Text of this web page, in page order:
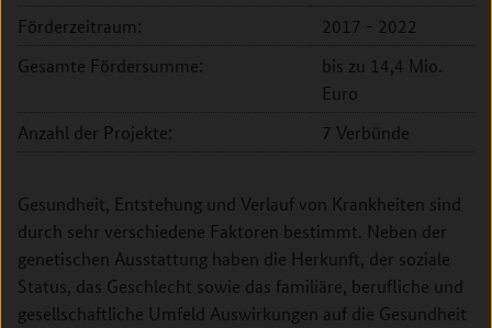
Förderzeitraum:
2017 - 2022
Gesamte Fördersumme:
bis zu 14,4 Mio.
Euro
Anzahl der Projekte:
7 Verbünde
Gesundheit, Entstehung und Verlauf von Krankheiten sind
durch sehr verschiedene Faktoren bestimmt. Neben der
genetischen Ausstattung haben die Herkunft, der soziale
Status, das Geschlecht sowie das familiäre, berufliche und
gesellschaftliche Umfeld Auswirkungen auf die Gesundheit